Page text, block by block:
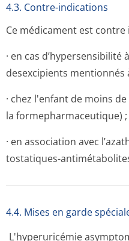
4.3. Contre-indications
Ce médicament est contre
· en cas d’hypersensibilité
desexcipients mentionnés
· chez l'enfant de moins
la formepharmace­utique) ;
· en association avec
tostatiques-
4.4. Mises en garde
L'hyperuricémie